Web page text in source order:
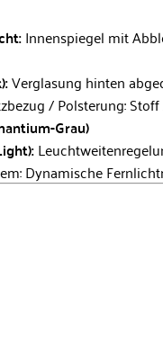
Innenspiegel mit
Verglasung hinten
/ Polsterung:
Grau)
Dynamische